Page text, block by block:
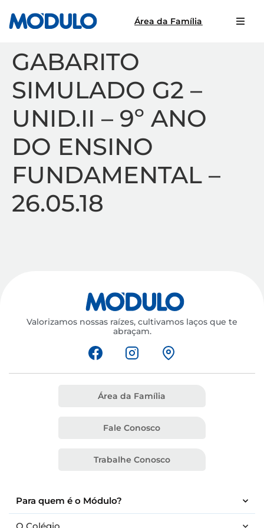
Área da Família
GABARITO
SIMULADO G2 –
UNID.II – 9º ANO
DO ENSINO
FUNDAMENTAL –
26.05.18
Valorizamos nossas raízes, cultivamos laços que te
abraçam.
Para quem é o Módulo?
Área da Família
Fale Conosco
Trabalhe Conosco